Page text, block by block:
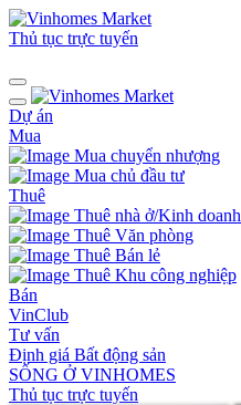
Thủ tục trực tuyến
Dự án
Mua
Mua chuyển nhượng
Mua chủ đầu tư
Thuê
Thuê nhà ở/Kinh doanh
Thuê Văn phòng
Thuê Bán lẻ
Thuê Khu công nghiệp
Bán
VinClub
Tư vấn
Định giá Bất động sản
SỐNG Ở VINHOMES
Thủ tục trực tuyến